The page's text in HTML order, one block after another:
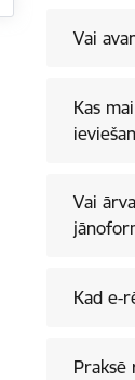
Vai
Kas
Vai
Kad e-
Praksē